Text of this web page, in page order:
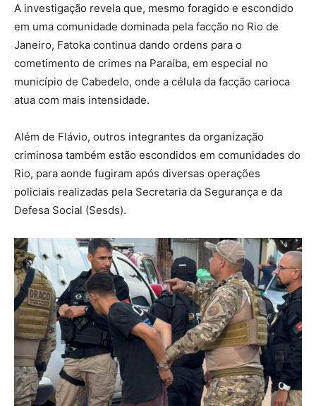
A investigação revela que, mesmo foragido e escondido
em uma comunidade dominada pela facção no Rio de
Janeiro, Fatoka continua dando ordens para o
cometimento de crimes na Paraíba, em especial no
município de Cabedelo, onde a célula da facção carioca
atua com mais intensidade.
Além de Flávio, outros integrantes da organização
criminosa também estão escondidos em comunidades do
Rio, para aonde fugiram após diversas operações
policiais realizadas pela Secretaria da Segurança e da
Defesa Social (Sesds).